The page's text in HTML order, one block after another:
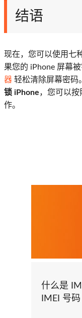
结语
现在，您可以使用七
果您的 iPhone 屏幕
器 轻松清除屏幕密码
锁 iPhone，您可以
作。
什么是
IMEI 号码